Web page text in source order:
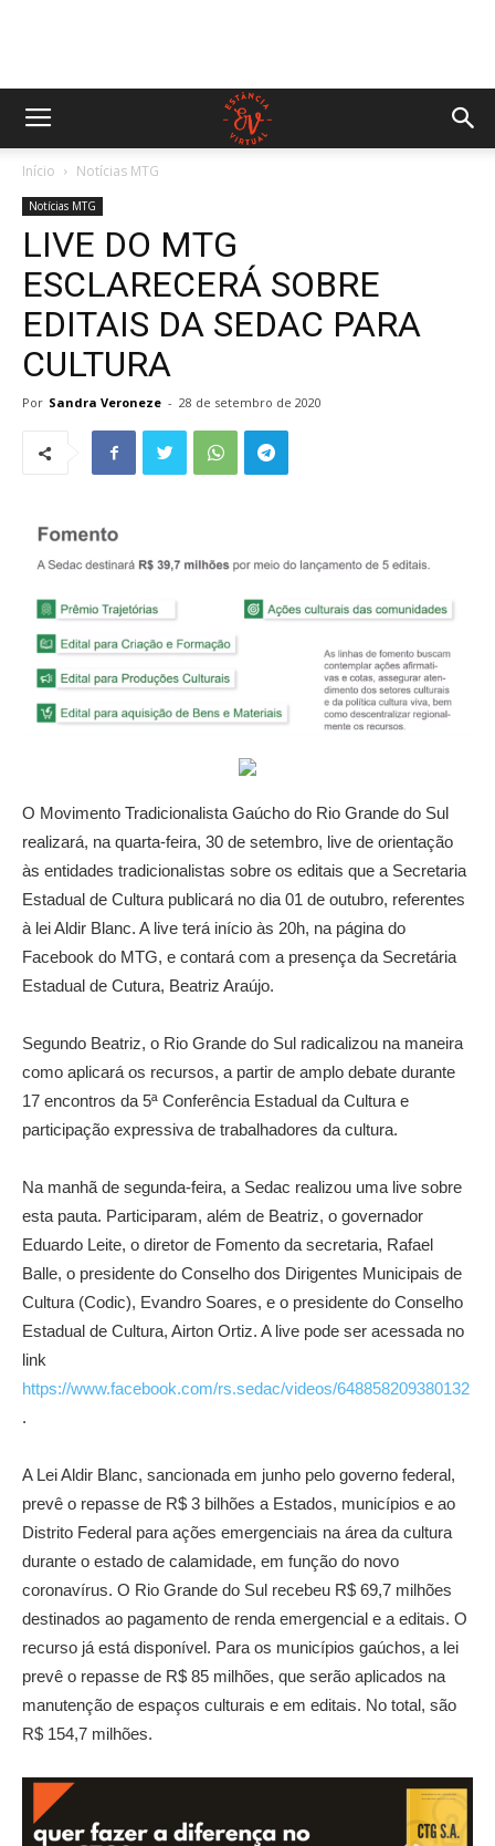
Início Notícias MTG
Notícias MTG
LIVE DO MTG
ESCLARECERÁ SOBRE
EDITAIS DA SEDAC PARA
CULTURA
Por Sandra Veroneze - 28 de setembro de 2020
O Movimento Tradicionalista Gaúcho do Rio Grande do Sul
realizará, na quarta-feira, 30 de setembro, live de orientação
às entidades tradicionalistas sobre os editais que a Secretaria
Estadual de Cultura publicará no dia 01 de outubro, referentes
à lei Aldir Blanc. A live terá início às 20h, na página do
Facebook do MTG, e contará com a presença da Secretária
Estadual de Cutura, Beatriz Araújo.
Segundo Beatriz, o Rio Grande do Sul radicalizou na maneira
como aplicará os recursos, a partir de amplo debate durante
17 encontros da 5ª Conferência Estadual da Cultura e
participação expressiva de trabalhadores da cultura.
Na manhã de segunda-feira, a Sedac realizou uma live sobre
esta pauta. Participaram, além de Beatriz, o governador
Eduardo Leite, o diretor de Fomento da secretaria, Rafael
Balle, o presidente do Conselho dos Dirigentes Municipais de
Cultura (Codic), Evandro Soares, e o presidente do Conselho
Estadual de Cultura, Airton Ortiz. A live pode ser acessada no
link
https://www.facebook.com/rs.sedac/videos/648858209380132
.
A Lei Aldir Blanc, sancionada em junho pelo governo federal,
prevê o repasse de R$ 3 bilhões a Estados, municípios e ao
Distrito Federal para ações emergenciais na área da cultura
durante o estado de calamidade, em função do novo
coronavírus. O Rio Grande do Sul recebeu R$ 69,7 milhões
destinados ao pagamento de renda emergencial e a editais. O
recurso já está disponível. Para os municípios gaúchos, a lei
prevê o repasse de R$ 85 milhões, que serão aplicados na
manutenção de espaços culturais e em editais. No total, são
R$ 154,7 milhões.